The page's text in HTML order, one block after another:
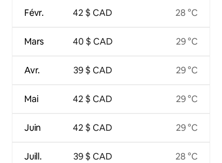
Févr.
Mars
Avr.
Mai
Juin
Juill.
42 $ CAD
40 $ CAD
39 $ CAD
42 $ CAD
42 $ CAD
39 $ CAD
28 °C
29 °C
29 °C
29 °C
29 °C
28 °C